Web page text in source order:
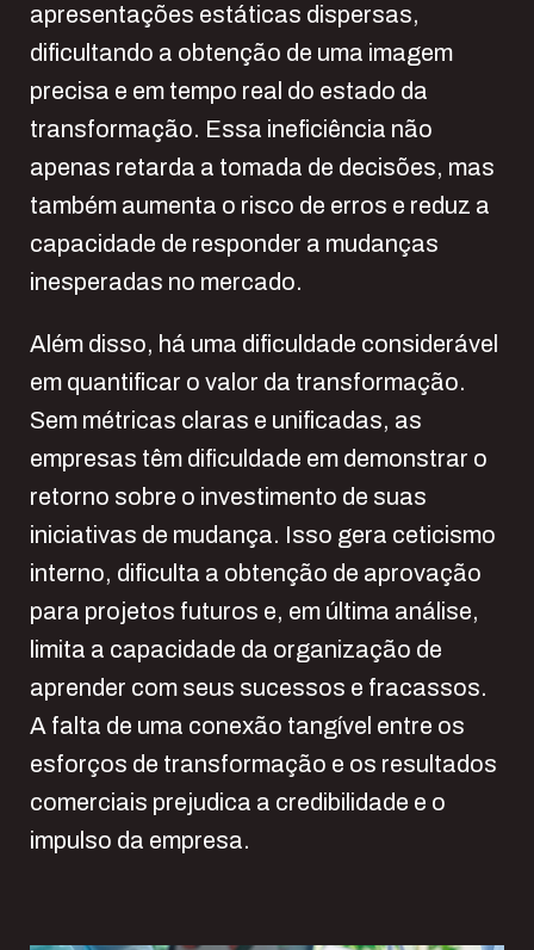
apresentações estáticas dispersas,
dificultando a obtenção de uma imagem
precisa e em tempo real do estado da
transformação. Essa ineficiência não
apenas retarda a tomada de decisões, mas
também aumenta o risco de erros e reduz a
capacidade de responder a mudanças
inesperadas no mercado.
Além disso, há uma dificuldade considerável
em quantificar o valor da transformação.
Sem métricas claras e unificadas, as
empresas têm dificuldade em demonstrar o
retorno sobre o investimento de suas
iniciativas de mudança. Isso gera ceticismo
interno, dificulta a obtenção de aprovação
para projetos futuros e, em última análise,
limita a capacidade da organização de
aprender com seus sucessos e fracassos.
A falta de uma conexão tangível entre os
esforços de transformação e os resultados
comerciais prejudica a credibilidade e o
impulso da empresa.